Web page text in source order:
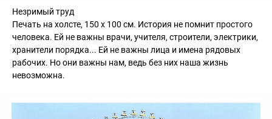
Незримый труд
Печать на холсте, 150 х 100 см. История не помнит простого
человека. Ей не важны врачи, учителя, строители, электрики,
хранители порядка... Ей не важны лица и имена рядовых
рабочих. Но они важны нам, ведь без них наша жизнь
невозможна.